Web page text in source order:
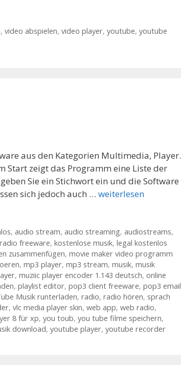
, video abspielen, video player, youtube, youtube
aus den Kategorien Multimedia, Player.
Start zeigt das Programm eine Liste der
Sie ein Stichwort ein und die Software
sich jedoch auch … weiterlesen
, audio stream, audio streaming, audiostreams,
freeware, kostenlose musik, legal kostenlos
zusammenfügen, movie maker video programm
, mp3 player, mp3 stream, musik, musik
, muziic player encoder 1.143 deutsch, online
, playlist editor, pop3 client freeware, pop3 email
Musik runterladen, radio, radio hören, sprach
, vlc media player skin, web app, web radio,
8 für xp, you toub, you tube filme speichern,
download, youtube player, youtube recorder